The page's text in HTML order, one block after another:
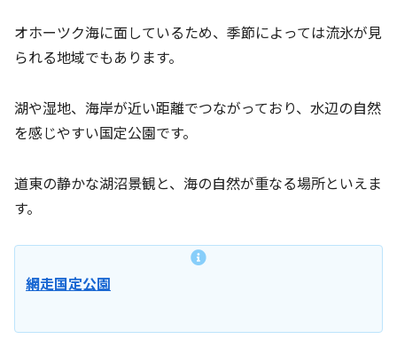
オホーツク海に面しているため、季節によっては流氷が見
られる地域でもあります。
湖や湿地、海岸が近い距離でつながっており、水辺の自然
を感じやすい国定公園です。
道東の静かな湖沼景観と、海の自然が重なる場所といえま
す。
網走国定公園